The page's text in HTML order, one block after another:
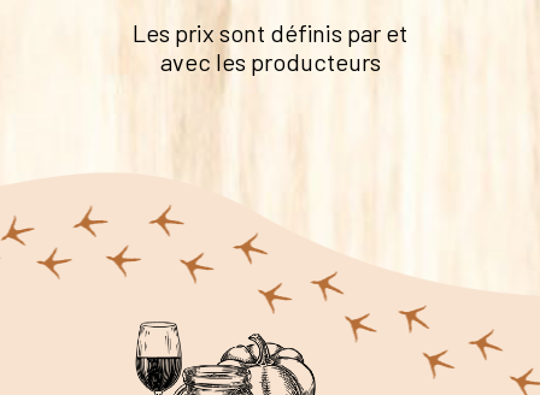
Les prix sont définis par et
avec les producteurs